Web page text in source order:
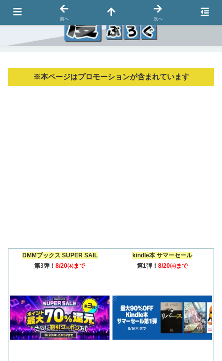
※本ページはプロモーションが含まれています
DMMブックス SUPER SAIL
第3弾！ 8/20㈭まで
kindle本 サマーセール
第1弾！ 8/20㈭まで
前へ 次へ